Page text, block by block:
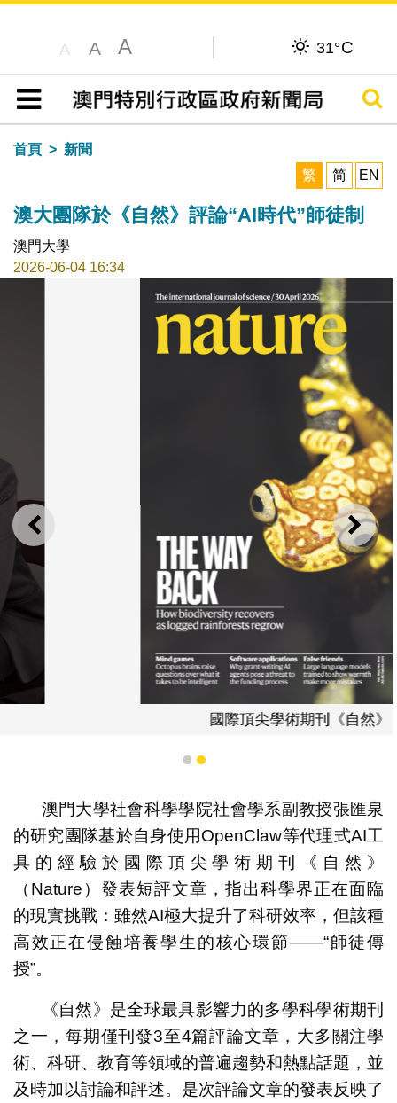
A A A 31°C
目錄
搜尋
首頁
新聞
繁
简 EN
澳大團隊於《自然》評論“AI時代”師徒制
澳門大學
2026-06-04 16:34
上一則 下一
國際頂尖學術期刊《自然》
1 2
澳門大學社會科學學院社會學系副教授張匯泉
的研究團隊基於自身使用OpenClaw等代理式AI工
具的經驗於國際頂尖學術期刊《自然》
（Nature）發表短評文章，指出科學界正在面臨
的現實挑戰：雖然AI極大提升了科研效率，但該種
高效正在侵蝕培養學生的核心環節——“師徒傳
授”。
《自然》是全球最具影響力的多學科學術期刊
之一，每期僅刊發3至4篇評論文章，大多關注學
術、科研、教育等領域的普遍趨勢和熱點話題，並
及時加以討論和評述。是次評論文章的發表反映了